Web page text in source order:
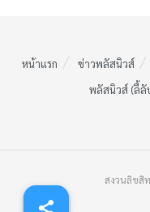
หน้าแรก ข่าวพลัสนิวส์
พลัสนิวส์ (ลี้ลั
สงวนลิขสิ